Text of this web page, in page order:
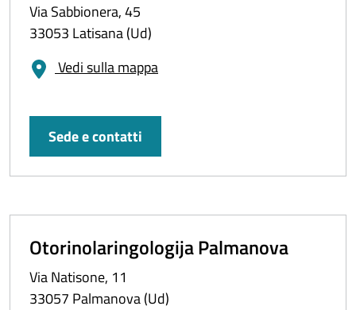
Via Sabbionera, 45
33053 Latisana (Ud)
Vedi sulla mappa
Sede e contatti
Otorinolaringologija Palmanova
Via Natisone, 11
33057 Palmanova (Ud)